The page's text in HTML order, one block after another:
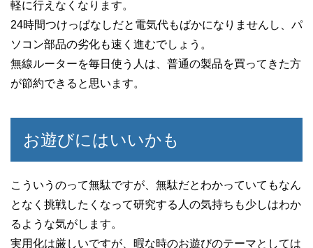
軽に行えなくなります。
24時間つけっぱなしだと電気代もばかになりませんし、パ
ソコン部品の劣化も速く進むでしょう。
無線ルーターを毎日使う人は、普通の製品を買ってきた方
が節約できると思います。
お遊びにはいいかも
こういうのって無駄ですが、無駄だとわかっていてもなん
となく挑戦したくなって研究する人の気持ちも少しはわか
るような気がします。
実用化は厳しいですが、暇な時のお遊びのテーマとしては